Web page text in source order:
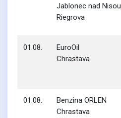
Jablonec nad Nisou
Riegrova
01.08.
EuroOil
Chrastava
01.08.
Benzina ORLEN
Chrastava